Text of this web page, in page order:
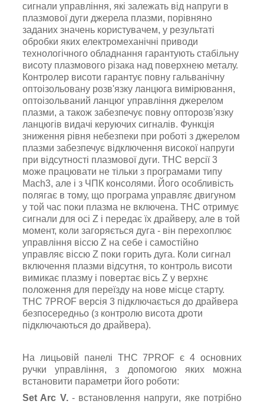
сигнали управління, які залежать від напруги в
плазмової дуги джерела плазми, порівняно
заданих значень користувачем, у результаті
обробки яких електромеханічні приводи
технологічного обладнання гарантують стабільну
висоту плазмового різака над поверхнею металу.
Контролер висоти гарантує повну гальванічну
оптоізольовану розв'язку ланцюга вимірювання,
оптоізольваний ланцюг управління джерелом
плазми, а також забезпечує повну опторозв'язку
ланцюгів видачі керуючих сигналів. Функція
зниження рівня небезпеки при роботі з джерелом
плазми забезпечує відключення високої напруги
при відсутності плазмової дуги. ТНС версії 3
може працювати не тільки з програмами типу
Mach3, але і з ЧПК консолями. Його особливість
полягає в тому, що програма управляє двигуном
у той час поки плазма не включена. ТНС отримує
сигнали для осі Z і передає їх драйверу, але в той
момент, коли загоряється дуга - він перехоплює
управління віссю Z на себе і самостійно
управляє віссю Z поки горить дуга. Коли сигнал
включення плазми відсутня, то контроль висоти
вимикає плазму і повертає вісь Z у верхнє
положення для переїзду на нове місце старту.
THC 7PROF версія 3 підключається до драйвера
безпосередньо (з контролю висота дроти
підключаються до драйвера).
На лицьовій панелі THC 7PROF є 4 основних
ручки управління, з допомогою яких можна
встановити параметри його роботи:
Set Arc V.- встановлення напруги, яке потрібно